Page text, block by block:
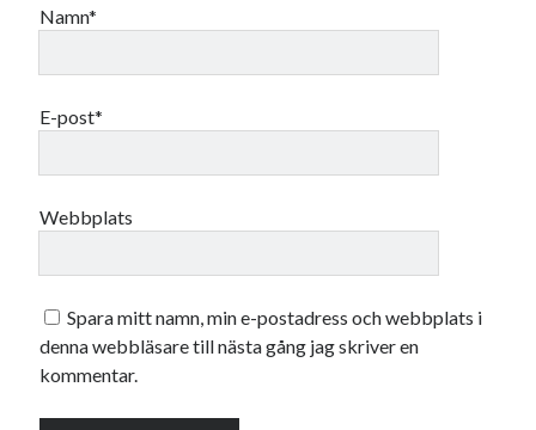
Namn*
E-post*
Webbplats
Spara mitt namn, min e-postadress och webbplats i
denna webbläsare till nästa gång jag skriver en
kommentar.